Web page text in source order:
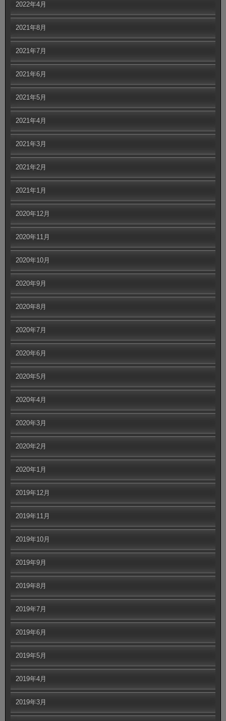
2022年4月
2021年8月
2021年7月
2021年6月
2021年5月
2021年4月
2021年3月
2021年2月
2021年1月
2020年12月
2020年11月
2020年10月
2020年9月
2020年8月
2020年7月
2020年6月
2020年5月
2020年4月
2020年3月
2020年2月
2020年1月
2019年12月
2019年11月
2019年10月
2019年9月
2019年8月
2019年7月
2019年6月
2019年5月
2019年4月
2019年3月